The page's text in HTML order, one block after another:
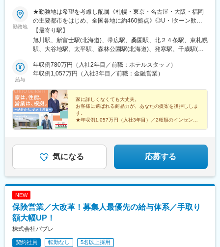
駅、新浜松駅、高師駅、西岡崎駅、桜町前駅、三河豊田駅、平針
駅、大府駅、重原駅、野並駅、浅間町駅、住吉町駅、小坂井駅、
芸大通駅、熱田駅、春日井駅(中央本線)、蟹江駅、稲沢駅、土岐市
駅、新可児駅、六軒駅(岐阜県)、西岐阜駅、東大垣駅、美乃坂本
駅、高山駅、益生駅、白子駅、南四日市駅、南が丘駅、櫛田駅、
口駅、淀駅、六地蔵駅(京阪線)、千代川駅、福知山駅、西舞鶴駅、
学研奈良登美ケ丘駅、新大宮駅、大和八木駅、摂津富田駅、星ケ
萩原天神駅、和泉中央駅、長滝駅、宮前駅、六十谷駅、滝野駅、
尾上の松駅、西宮北口駅、神戸駅(兵庫県)、飾磨駅、京口駅、伊丹
駅(阪急線)、福山駅、東尾道駅、不動院前駅、広電本社前駅、西条
駅(広島県)、東津山駅、鳥取駅、東山公園駅(鳥取県)、松江駅、高
浜駅(島根県)、文化の森駅、教会前駅、伏石駅、宇多津駅、伊予和
駅(山口県)、居能駅、新下関駅、本城駅、西小倉駅、室見駅、香椎
宮前駅、茶山駅(福岡県)、大野城駅、久留米駅、五郎丸駅、福間
駅、牧駅(大分県)、西大分駅、南大分駅、西熊本駅、北熊本駅、荒
尾駅(熊本県)、原水駅、新八代駅、佐賀駅、鍋島駅、日宇駅、高田
新町駅、海老名駅(相模線)、岩村田駅、亀島駅、熱田神宮西駅、可
児駅、泊駅(三重県)、六地蔵駅(京都市営)、八木西口駅、富田駅(大
駅、牛田駅(広島県)、岡田駅(愛媛県)、小倉駅(福岡県)、西鉄香椎
駅、坪井川公園駅、京成船橋駅、豊洲駅、泉体育館駅、東新宿
勤務地
★勤務地は希望を考慮し配属《札幌・東京・名古屋・大阪・福岡
の主要都市をはじめ、全国各地に約460拠点》◎U・Iターン歓迎
◎マイカー通勤可※受動喫煙対策：あり（全事業所 屋内禁煙／屋
外喫煙場所あり）※Ｕ・Ｉターン支援あり／会社都合で引っ越しが
必要な場合は費用補助あり（規定あり）【下記は拠点一例です】※
【最寄り駅】
旭川駅、新富士駅(北海道)、帯広駅、桑園駅、北２４条駅、東札幌
駅、大谷地駅、太平駅、森林公園駅(北海道)、発寒駅、千歳駅(北
駅、小中野駅、岩手飯岡駅、盛岡駅、泉外旭川駅、秋田駅、横手
駅、山形駅、東金井駅、鶴岡駅、西袋駅、米沢駅、平野駅(福島
駅、新白河駅、湯本駅、会津若松駅、西那須野駅、宇都宮駅、東
武宇都宮駅、西川田駅、雀宮駅、小田林駅、県駅、新栃木駅、佐
野市駅、常陸多賀駅、阿字ケ浦駅、赤塚駅、偕楽園駅、古河駅、
研究学園駅、土浦駅、守谷駅、石原駅(埼玉県)、熊谷駅、北上尾
駅、本庄駅、久喜駅、花崎駅、東松山駅、新三郷駅、浦和駅、武
塚駅、鳩ケ谷駅、川越駅、狭山ケ丘駅、若葉駅、南越谷駅、飯岡
駅、京成成田駅、柏たなか駅、逆井駅、初石駅、新松戸駅、東海
神駅、鬼越駅、印西牧の原駅、千葉寺駅、スポーツセンター駅、
駅、小机駅、西横浜駅、港南台駅、二俣川駅、古淵駅、八丁畷
駅、向河原駅、県立大学駅、本鵠沼駅、海老名駅(相鉄・小田急)、
本厚木駅、秦野駅、宮山駅、国府津駅、国母駅、南甲府駅、月江
寺駅、上田駅、佐久平駅、市役所前駅(長野県)、北長野駅、茅野
駅、伊那市駅、平田駅(長野県)、松本駅、豊科駅、鼎駅、長野駅、
給与
年収例780万円（入社2年目／前職：ホテルスタッフ）
年収例1,057万円（入社3年目／前職：金融営業）
家に詳しくなくても大丈夫。
お客様に選ばれる商品力が、あなたの提案を後押ししま
す。
★年収例1,057万円（入社3年目）／2種類のインセンテ
気になる 応募する
NEW
保険営業／大改革！募集人最優先の給与体系／手取り
額大幅UP！
株式会社パブレ
契約社員 転勤なし 5名以上採用